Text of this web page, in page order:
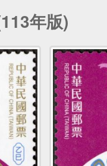
年版)